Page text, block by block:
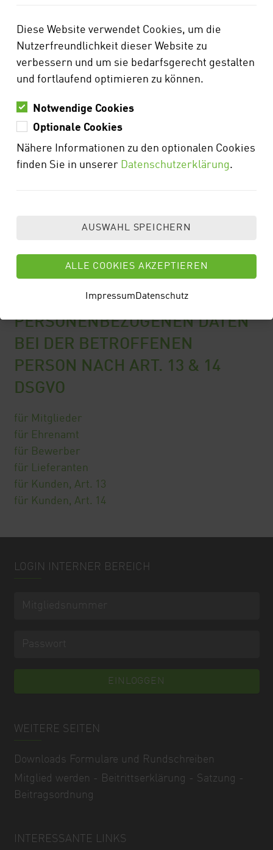
um die Bewerber, Kunden- und Lieferantendaten
DATENSCHUTZBEAUFTRAGTER
beOK IT solutions GbR
Herr Michael Paky
INFORMATIONSPFLICHT BEI
ERHEBUNG VON
PERSONENBEZOGENEN DATEN
BEI DER BETROFFENEN
PERSON NACH ART. 13 & 14
DSGVO
für Mitglieder
für Ehrenamt
für Bewerber
für Lieferanten
für Kunden, Art. 13
für Kunden, Art. 14
LOGIN INTERNER BEREICH
WEITERE SEITEN
Downloads Formulare und Rundschreiben
Mitglied werden - Beitrittserklärung - Satzung -
Beitragsordnung
INTERESSANTE LINKS
Diese Website verwendet Cookies, um die
Nutzerfreundlichkeit dieser Website zu
verbessern und um sie bedarfsgerecht gestalten
und fortlaufend optimieren zu können.
Notwendige Cookies
Optionale Cookies
Nähere Informationen zu den optionalen Cookies
finden Sie in unserer Datenschutzerklärung.
ImpressumDatenschutz